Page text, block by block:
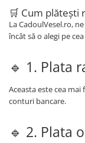
CADOU PROFESORI
CADOU NAȘI
PORTOFELE DAMĂ
GENTI DAMĂ
CURELE DAMĂ
CEASURI BARBĂTI
🛒 Cum plătești
La CadoulVesel.ro,
încât să o alegi pe
🔹 1. Plata
Aceasta este cea
conturi bancare.
🔹 2. Plata